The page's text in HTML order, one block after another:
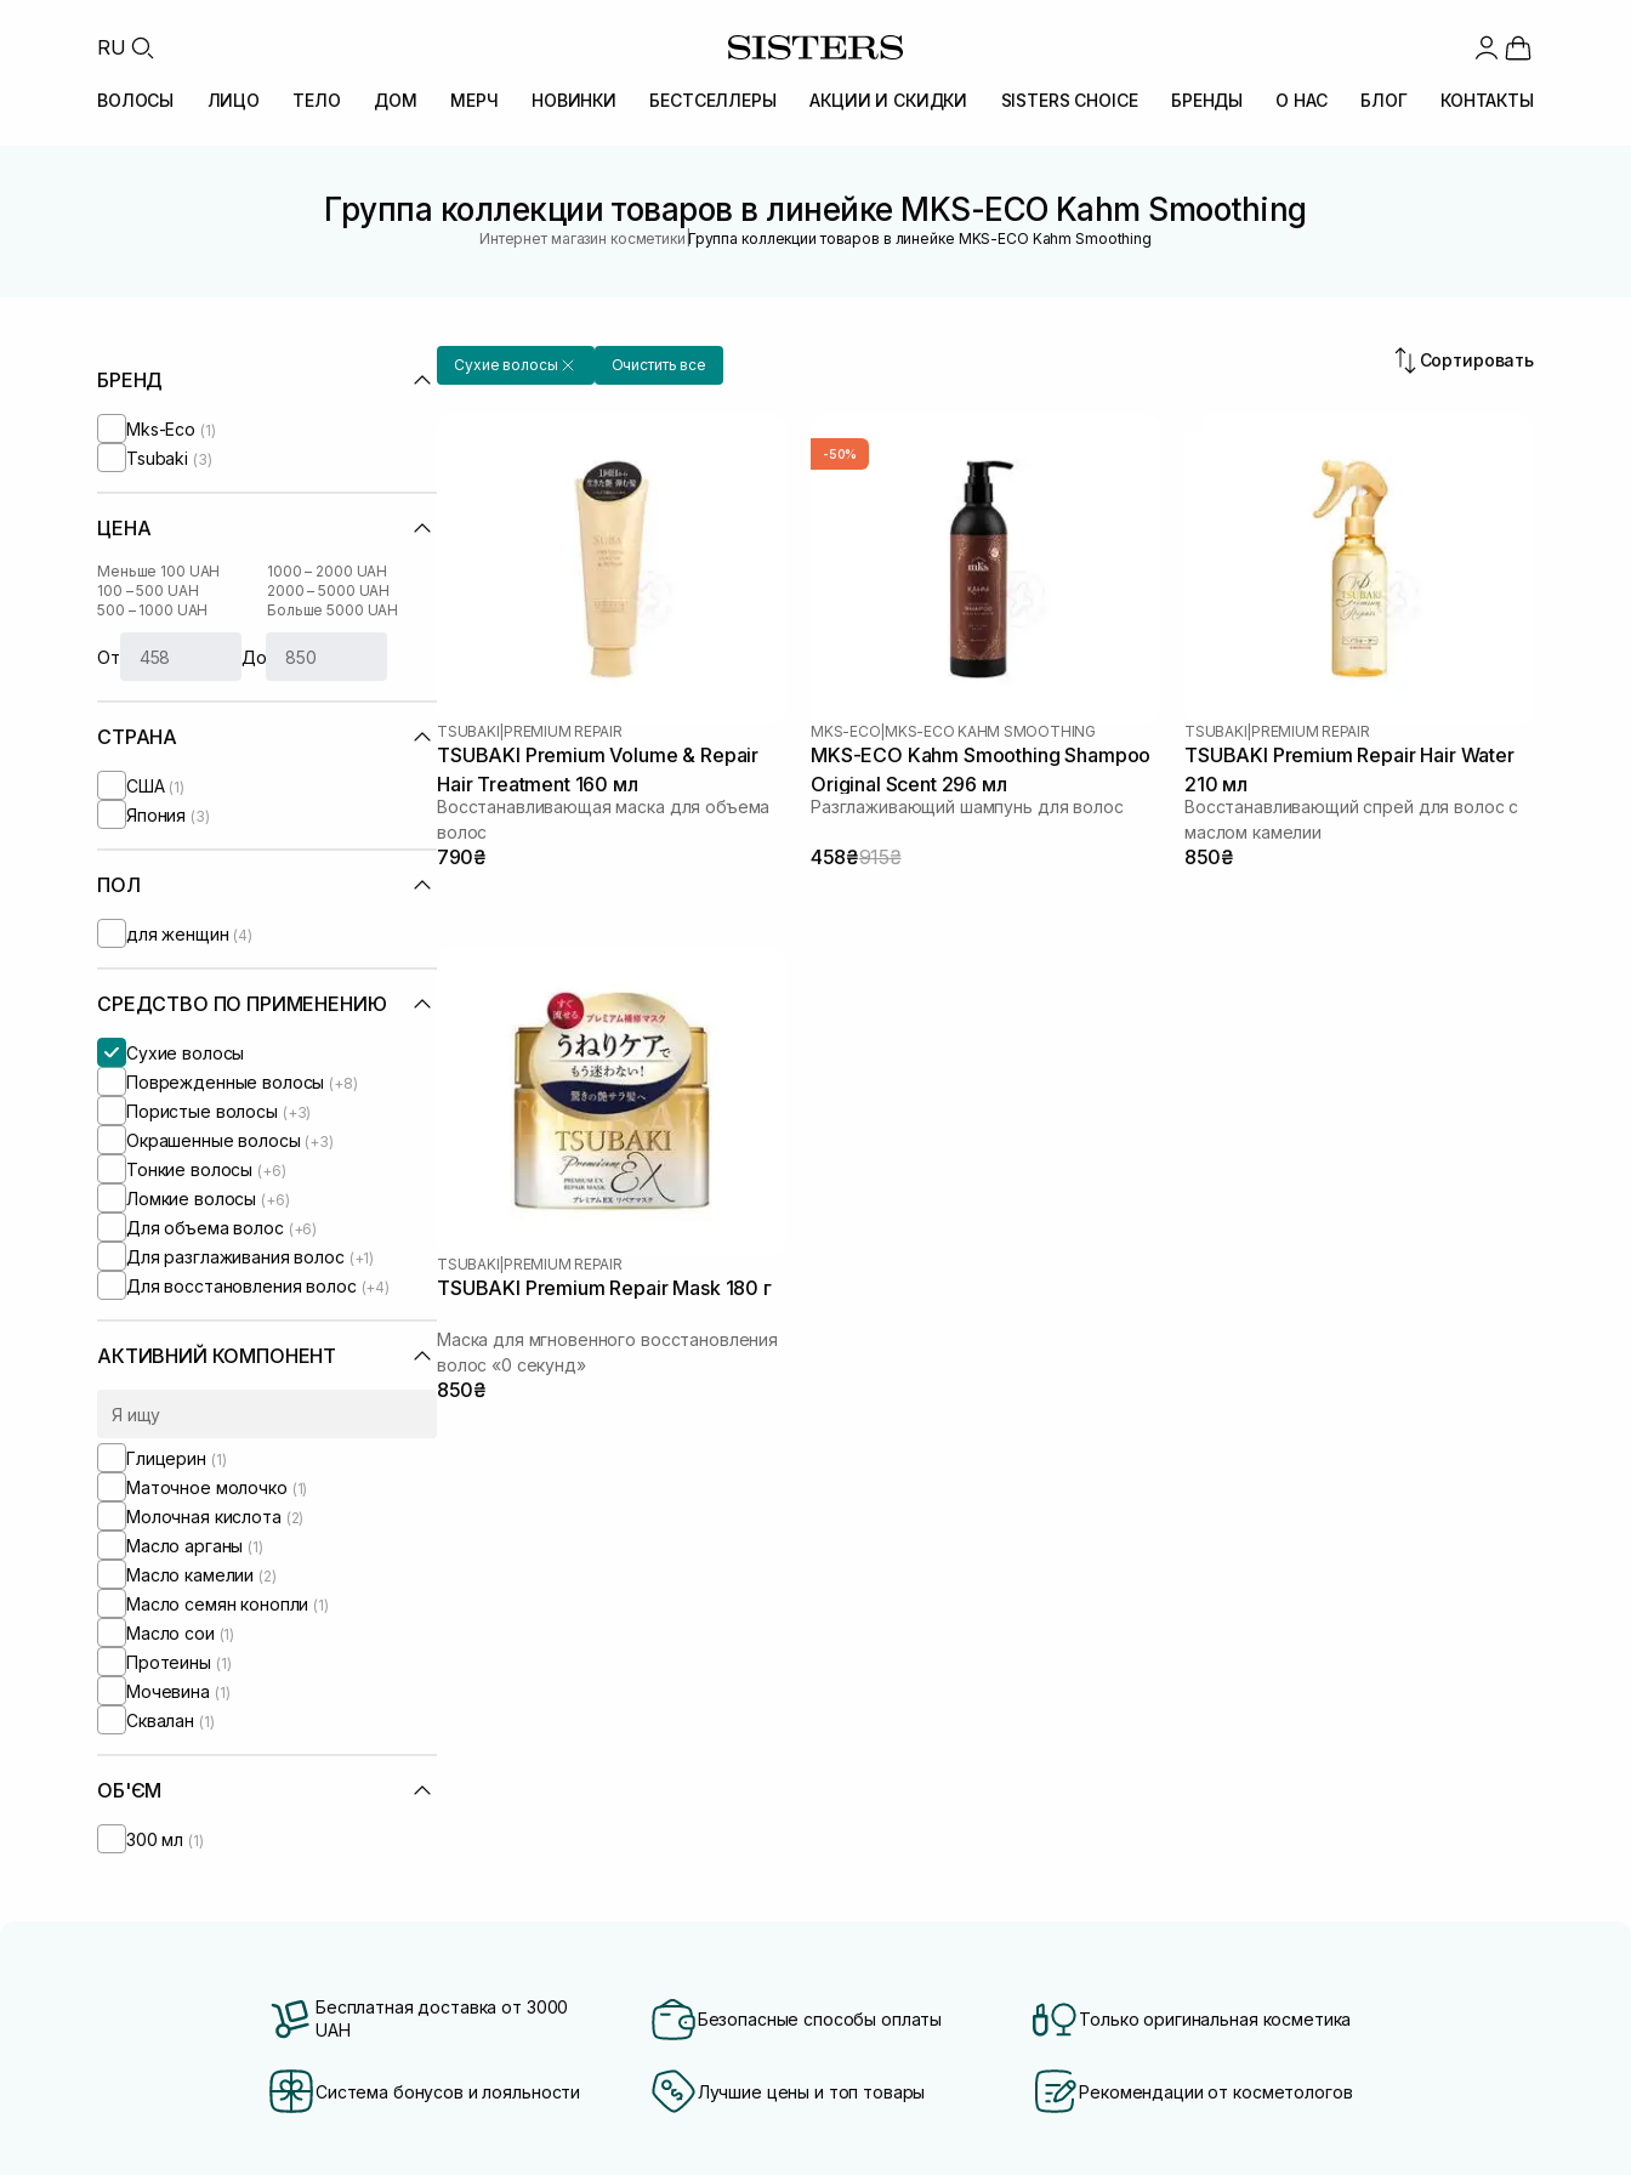
RU
ВОЛОСЫ ЛИЦО ТЕЛО ДОМ МЕРЧ НОВИНКИ БЕСТСЕЛЛЕРЫ АКЦИИ И СКИДКИ SISTERS CHOICE БРЕНДЫ О НАС БЛОГ КОНТАКТЫ
Группа коллекции товаров в линейке MKS-ECO Kahm Smoothing
Интернет магазин косметики |Группа коллекции товаров в линейке MKS-ECO Kahm Smoothing
БРЕНД
Mks-Eco (1)
Tsubaki (3)
ЦЕНА
Меньше 100 UAH
100 – 500 UAH
500 – 1000 UAH
1000 – 2000 UAH
2000 – 5000 UAH
Больше 5000 UAH
От До
СТРАНА
США (1)
Япония (3)
ПОЛ
для женщин (4)
СРЕДСТВО ПО ПРИМЕНЕНИЮ
Сухие волосы
Поврежденные волосы (+8)
Пористые волосы (+3)
Окрашенные волосы (+3)
Тонкие волосы (+6)
Ломкие волосы (+6)
Для объема волос (+6)
Для разглаживания волос (+1)
Для восстановления волос (+4)
АКТИВНИЙ КОМПОНЕНТ
Глицерин (1)
Маточное молочко (1)
Молочная кислота (2)
Масло арганы (1)
Масло камелии (2)
Масло семян конопли (1)
Масло сои (1)
Протеины (1)
Мочевина (1)
Сквалан (1)
ОБ'ЄМ
300 мл (1)
Сухие волосы Очистить все Сортировать
TSUBAKI PREMIUM REPAIR
TSUBAKI Premium Volume & Repair
Hair Treatment 160 мл
Восстанавливающая маска для объема
волос
790₴
-50%
MKS-ECO MKS-ECO KAHM SMOOTHING
MKS-ECO Kahm Smoothing Shampoo
Original Scent 296 мл
Разглаживающий шампунь для волос
458₴915₴
TSUBAKI PREMIUM REPAIR
TSUBAKI Premium Repair Hair Water
210 мл
Восстанавливающий спрей для волос с
маслом камелии
850₴
TSUBAKI PREMIUM REPAIR
TSUBAKI Premium Repair Mask 180 г
Маска для мгновенного восстановления
волос «0 секунд»
850₴
Бесплатная доставка от 3000
UAH
Безопасные способы оплаты Только оригинальная косметика
Система бонусов и лояльности Лучшие цены и топ товары Рекомендации от косметологов